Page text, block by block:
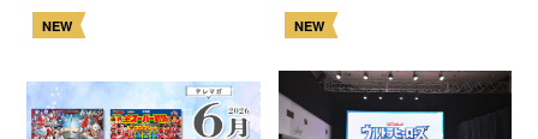
NEW NEW